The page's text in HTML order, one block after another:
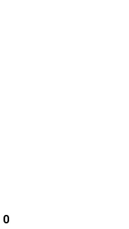
0